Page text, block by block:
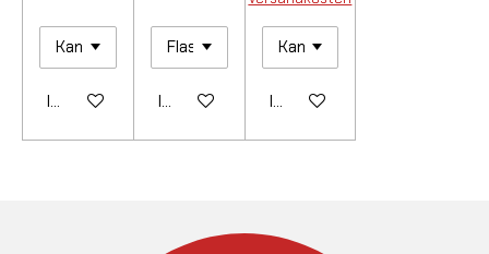
In den WarenkorbIn den WarenkorbIn den Warenkorb